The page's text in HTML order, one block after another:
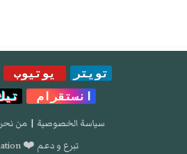
تويتر يوتيوب
انستقرام
سياسة الخصوصية | من
تبرع و دعم ❤️ donation